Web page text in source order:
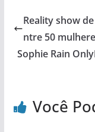
Reality show
ntre 50
Sophie Rain
Você